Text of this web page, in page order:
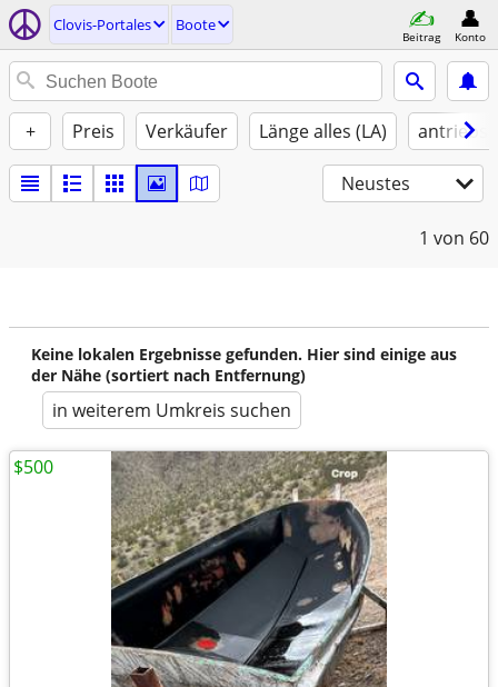
Clovis-Portales Boote
Beitrag Konto
+ Preis Verkäufer Länge alles (LA)
Neustes
1 von 60
Keine lokalen Ergebnisse gefunden. Hier sind einige aus
der Nähe (sortiert nach Entfernung)
in weiterem Umkreis suchen
$500